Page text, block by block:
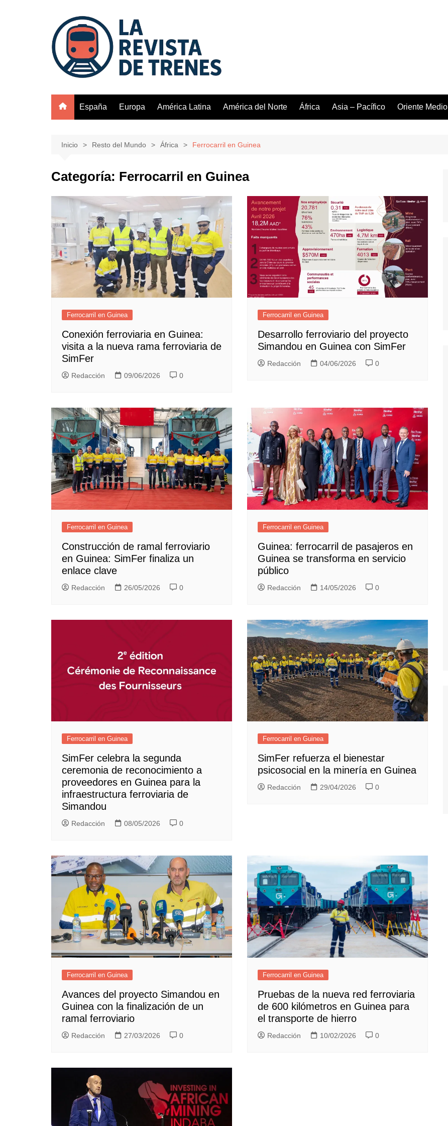
España Europa América Latina América del Norte África Asia – Pacífico Oriente Medio
Inicio Resto del Mundo África Ferrocarril en Guinea
Categoría: Ferrocarril en Guinea
Ferrocarril en Guinea
Conexión ferroviaria en Guinea:
visita a la nueva rama ferroviaria de
SimFer
Redacción 09/06/2026 0
Ferrocarril en Guinea
Desarrollo ferroviario del proyecto
Simandou en Guinea con SimFer
Redacción 04/06/2026 0
Ferrocarril en Guinea
Construcción de ramal ferroviario
en Guinea: SimFer finaliza un
enlace clave
Redacción 26/05/2026 0
Ferrocarril en Guinea
Guinea: ferrocarril de pasajeros en
Guinea se transforma en servicio
público
Redacción 14/05/2026 0
Ferrocarril en Guinea
SimFer celebra la segunda
ceremonia de reconocimiento a
proveedores en Guinea para la
infraestructura ferroviaria de
Simandou
Redacción 08/05/2026 0
Ferrocarril en Guinea
SimFer refuerza el bienestar
psicosocial en la minería en Guinea
Redacción 29/04/2026 0
Ferrocarril en Guinea
Avances del proyecto Simandou en
Guinea con la finalización de un
ramal ferroviario
Redacción 27/03/2026 0
Ferrocarril en Guinea
Pruebas de la nueva red ferroviaria
de 600 kilómetros en Guinea para
el transporte de hierro
Redacción 10/02/2026 0